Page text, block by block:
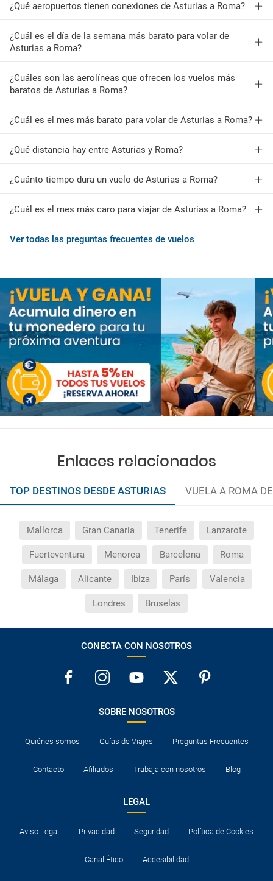
¿Qué aeropuertos tienen conexiones de Asturias a Roma?
¿Cuál es el día de la semana más barato para volar de
Asturias a Roma?
¿Cuáles son las aerolíneas que ofrecen los vuelos más
baratos de Asturias a Roma?
¿Cuál es el mes más barato para volar de Asturias a Roma?
¿Qué distancia hay entre Asturias y Roma?
¿Cuánto tiempo dura un vuelo de Asturias a Roma?
¿Cuál es el mes más caro para viajar de Asturias a Roma?
Ver todas las preguntas frecuentes de vuelos
Enlaces relacionados
TOP DESTINOS DESDE ASTURIAS VUELA A ROMA
Mallorca Gran Canaria Tenerife Lanzarote
Fuerteventura Menorca Barcelona Roma
Málaga Alicante Ibiza París Valencia
Londres Bruselas
CONECTA CON NOSOTROS
SOBRE NOSOTROS
Quiénes somos Guías de Viajes Preguntas Frecuentes
Contacto Afiliados Trabaja con nosotros Blog
LEGAL
Aviso Legal Privacidad Seguridad Política de Cookies
Canal Ético Accesibilidad